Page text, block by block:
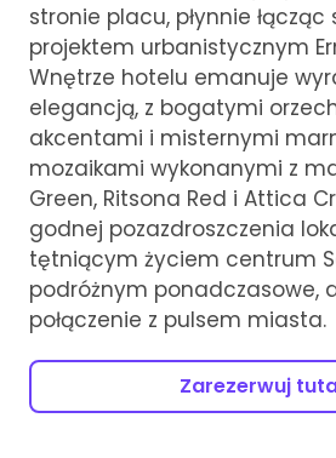
stronie placu, płynnie łącząc
projektem urbanistycznym
Wnętrze hotelu emanuje
elegancją, z bogatymi
akcentami i misternymi
mozaikami wykonanymi z
Green, Ritsona Red i Attica
godnej pozazdroszczenia
tętniącym życiem centrum
podróżnym ponadczasowe,
połączenie z pulsem miasta.
Zarezerwuj